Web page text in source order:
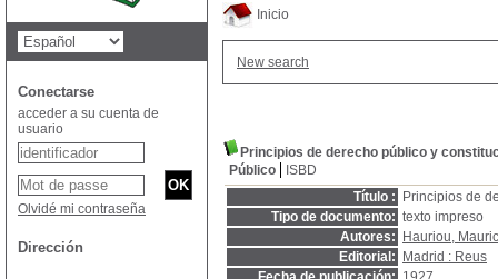
Inicio
New search
Principios de derecho público y
Público
ISBD
Título :
Principios de
Tipo de documento: texto impreso
Autores:
Hauriou,
Editorial:
Madrid : Reus
Conectarse
acceder a su cuenta de
usuario
Olvidé mi contraseña
Dirección